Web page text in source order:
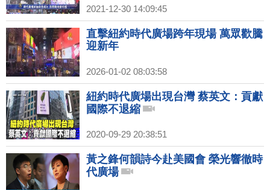
2021-12-30 14:09:45
直擊紐約時代廣場跨年現場 萬眾歡騰
迎新年
2026-01-02 08:03:58
紐約時代廣場出現台灣 蔡英文：貢獻
國際不退縮
2020-09-29 20:38:51
黃之鋒何韻詩今赴美國會 榮光響徹時
代廣場